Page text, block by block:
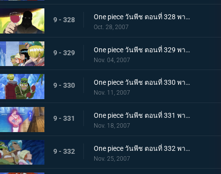
9 - 328 One piece วันพีช ตอนที่ 328 พากย์ไทย ความฝันจมลงที่นิวเวิลด์! โจรสลัดพัชเซิ่ลถอดใจสู้!
Oct. 28, 2007
9 - 329 One piece วันพีช ตอนที่ 329 พากย์ไทย กลุ่มนักฆ่าเข้าจู่โจม! ระเบิดศึกบนลานน้ำแข็ง!
Nov. 04, 2007
9 - 330 One piece วันพีช ตอนที่ 330 พากย์ไทย กลุ่มหมวกฟางเจอศึกหนัก! จิตวิญญาณที่เดิมพันด้วยผืนธง!
Nov. 11, 2007
9 - 331 One piece วันพีช ตอนที่ 331 พากย์ไทย ร้อนระอุเต็มพิกัด! พลังแม่เหล็กคู่แฝดเข้าคุกคาม!
Nov. 18, 2007
9 - 332 One piece วันพีช ตอนที่ 332 พากย์ไทย โกลาหลใหญ่ในคฤหาสน์! ตอนพิโรธกับเพื่อนๆที่ถูกจับ
Nov. 25, 2007